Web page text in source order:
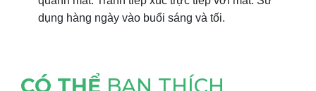
dụng hàng ngày vào buổi sáng và tối.
CÓ THỂ BẠN THÍCH